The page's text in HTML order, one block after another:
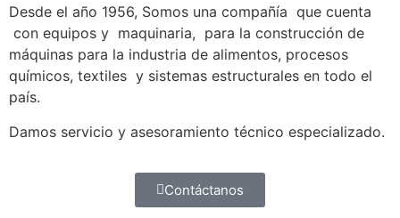
Desde el año 1956, Somos una compañía que cuenta
con equipos y maquinaria, para la construcción de
máquinas para la industria de alimentos, procesos
químicos, textiles y sistemas estructurales en todo el
país.
Damos servicio y asesoramiento técnico especializado.
Contáctanos